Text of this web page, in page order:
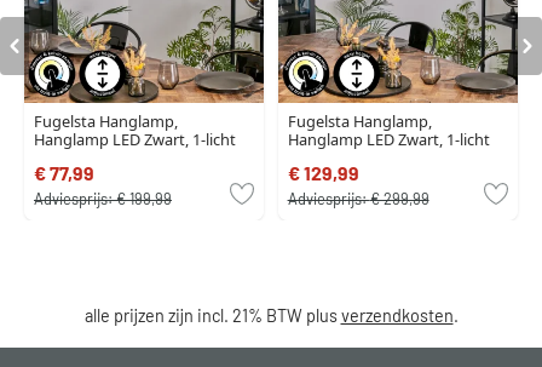
Fugelsta Hanglamp,
Hanglamp LED Zwart, 1-licht
€ 77,99
Adviesprijs:€ 199,99
Fugelsta Hanglamp,
Hanglamp LED Zwart, 1-licht
€ 129,99
Adviesprijs:€ 299,99
alle prijzen zijn incl. 21% BTW plusverzendkosten.